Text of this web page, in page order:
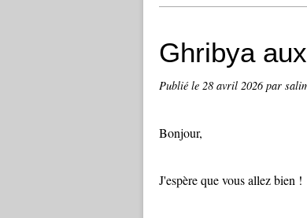
Ghribya
Publié le 28 avril 2026par
Bonjour,
J'espère que vous allez bien !